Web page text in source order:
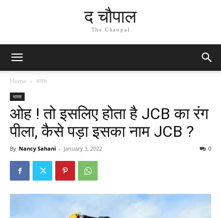
द चौपाल
The Chaupal
Home भारत
भारत
ओह ! तो इसलिए होता है JCB का रंग
पीला, कैसे पड़ा इसका नाम JCB ?
By Nancy Sahani - January 3, 2022 0